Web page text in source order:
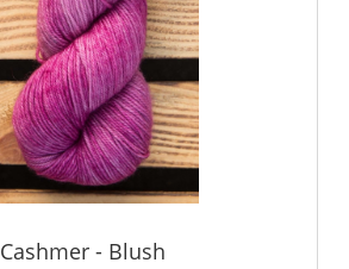
Cashmer - Blush